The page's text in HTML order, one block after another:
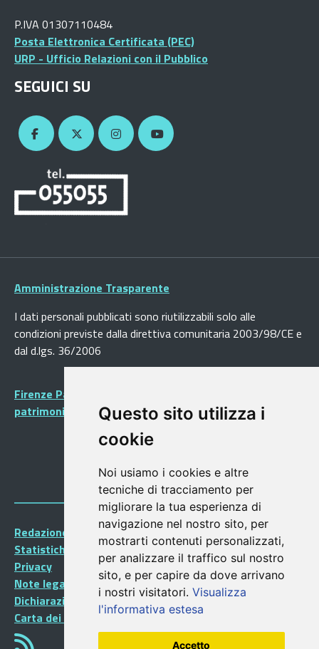
Questo sito utilizza i
cookie
Noi usiamo i cookies e altre
tecniche di tracciamento per
migliorare la tua esperienza di
navigazione nel nostro sito, per
mostrarti contenuti personalizzati,
per analizzare il traffico sul nostro
sito, e per capire da dove arrivano
i nostri visitatori. Visualizza
l'informativa estesa
Accetto
P.IVA 01307110484
Posta Elettronica Certificata (PEC)
URP - Ufficio Relazioni con il Pubblico
SEGUICI SU
Amministrazione Trasparente
I dati personali pubblicati sono riutilizzabili solo alle
condizioni previste dalla direttiva comunitaria 2003/98/CE e
dal d.lgs. 36/2006
Firenze Patrimonio Mondiale - Centro storico di Firenze
patrimonio dell’Umanità
Redazione Portalegiovani
Statistiche
Privacy
Note legali
Dichiarazione di accessibilità
Carta dei Servizi